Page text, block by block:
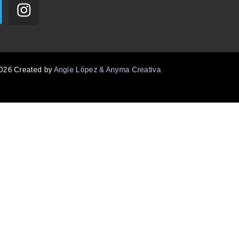
Created by Angie López & Anyma Creativa